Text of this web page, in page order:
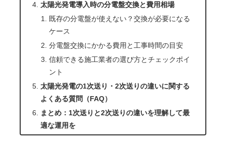
太陽光発電導入時の分電盤交換と費用相場
既存の分電盤が使えない？交換が必要になる
ケース
分電盤交換にかかる費用と工事時間の目安
信頼できる施工業者の選び方とチェックポイ
ント
太陽光発電の1次送り・2次送りの違いに関する
よくある質問（FAQ）
まとめ：1次送りと2次送りの違いを理解して最
適な運用を